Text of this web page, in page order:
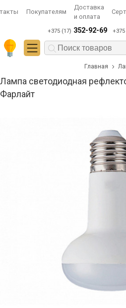
Покупателям
Доставка
и оплата
+375 (17) 352-92-69 +375
Главная
Лампа светодиодная
Фарлайт